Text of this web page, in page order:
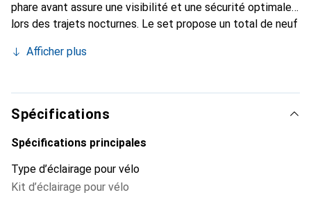
phare avant assure une visibilité et une sécurité optimales
lors des trajets nocturnes. Le set propose un total de neuf
conditions de conduite. Les lumières sont rechargeables
et flexible. Grâce à leur étanchéité IP67, elles restent
fiables même par temps difficile. L'éclairage latéral
augmente la visibilité sur les côtés, tandis que les options
de montage polyvalentes s'adaptent à différents guidons
presque tous les vélos.
Afficher plus
Spécifications
Spécifications principales
Type d’éclairage pour vélo
Kit d’éclairage pour vélo